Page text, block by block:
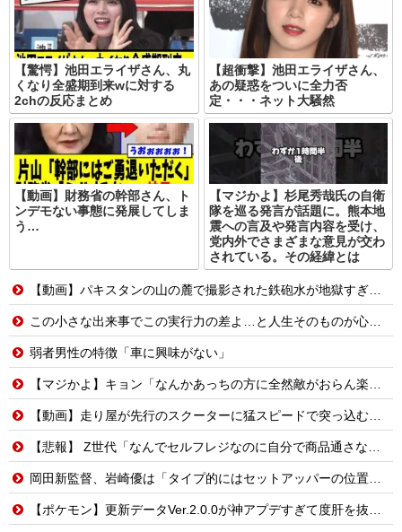
【驚愕】池田エライザさん、丸
くなり全盛期到来wに対する
2chの反応まとめ
【超衝撃】池田エライザさん、
あの疑惑をついに全力否
定・・・ネット大騒然
【動画】財務省の幹部さん、ト
ンデモない事態に発展してしま
う…
【マジかよ】杉尾秀哉氏の自衛
隊を巡る発言が話題に。熊本地
震への言及や発言内容を受け、
党内外でさまざまな意見が交わ
されている。その経緯とは
【動画】パキスタンの山の麓で撮影された鉄砲水が地獄すぎる。
この小さな出来事でこの実行力の差よ…と人生そのものが心配になってしまう
弱者男性の特徴「車に興味がない」
【マジかよ】キョン「なんかあっちの方に全然敵がおらん楽園あるらしいで!」
【動画】走り屋が先行のスクーターに猛スピードで突っ込む事故。
【悲報】 Z世代「なんでセルフレジなのに自分で商品通さないといけないんだ」
岡田新監督、岩崎優は「タイプ的にはセットアッパーの位置が一番合うてる」←おーん
【ポケモン】更新データVer.2.0.0が神アプデすぎて度肝を抜かれるトレーナーたちの反応集